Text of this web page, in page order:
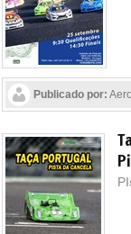
Publicado por: